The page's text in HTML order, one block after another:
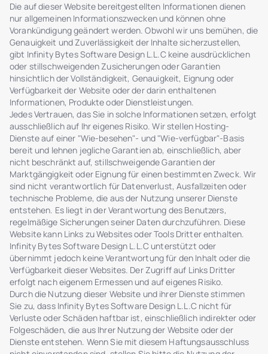
Die auf dieser Website bereitgestellten Informationen dienen
nur allgemeinen Informationszwecken und können ohne
Vorankündigung geändert werden. Obwohl wir uns bemühen, die
Genauigkeit und Zuverlässigkeit der Inhalte sicherzustellen,
gibt Infinity Bytes Software Design L.L.C keine ausdrücklichen
oder stillschweigenden Zusicherungen oder Garantien
hinsichtlich der Vollständigkeit, Genauigkeit, Eignung oder
Verfügbarkeit der Website oder der darin enthaltenen
Informationen, Produkte oder Dienstleistungen.
Jedes Vertrauen, das Sie in solche Informationen setzen, erfolgt
ausschließlich auf Ihr eigenes Risiko. Wir stellen Hosting-
Dienste auf einer "Wie-besehen"- und "Wie-verfügbar"-Basis
bereit und lehnen jegliche Garantien ab, einschließlich, aber
nicht beschränkt auf, stillschweigende Garantien der
Marktgängigkeit oder Eignung für einen bestimmten Zweck. Wir
sind nicht verantwortlich für Datenverlust, Ausfallzeiten oder
technische Probleme, die aus der Nutzung unserer Dienste
entstehen. Es liegt in der Verantwortung des Benutzers,
regelmäßige Sicherungen seiner Daten durchzuführen. Diese
Website kann Links zu Websites oder Tools Dritter enthalten.
Infinity Bytes Software Design L.L.C unterstützt oder
übernimmt jedoch keine Verantwortung für den Inhalt oder die
Verfügbarkeit dieser Websites. Der Zugriff auf Links Dritter
erfolgt nach eigenem Ermessen und auf eigenes Risiko.
Durch die Nutzung dieser Website und ihrer Dienste stimmen
Sie zu, dass Infinity Bytes Software Design L.L.C nicht für
Verluste oder Schäden haftbar ist, einschließlich indirekter oder
Folgeschäden, die aus Ihrer Nutzung der Website oder der
Dienste entstehen. Wenn Sie mit diesem Haftungsausschluss